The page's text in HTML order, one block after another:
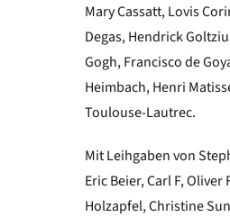
Mary Cassatt, Lovis
Degas, Hendrick
Gogh, Francisco de
Heimbach, Henri
Toulouse-Lautrec.
Mit Leihgaben von
Eric Beier, Carl F, Oliver
Holzapfel, Christine